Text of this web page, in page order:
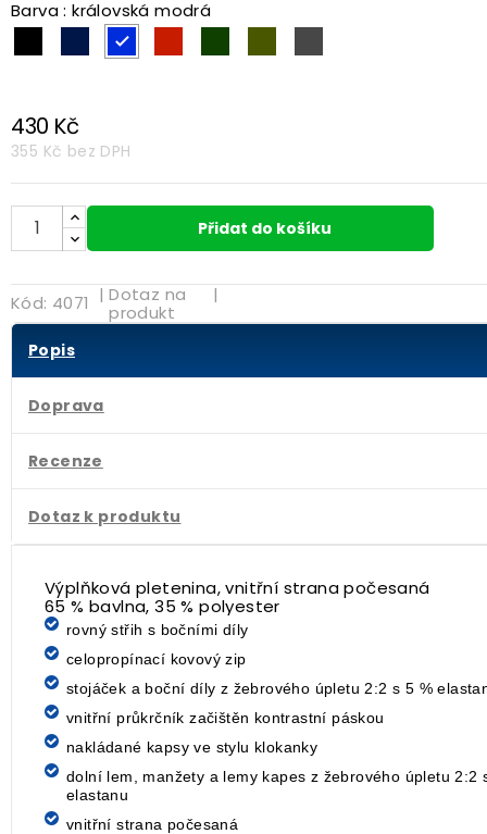
Barva : královská modrá
černánámořní modrá
královská modrá
červenálahvově zelená
khakišedá
430 Kč
355 Kč bez DPH
Přidat do košíku
Kód: 4071 | Dotaz na
produkt
|
Popis
Doprava
Recenze
Dotaz k produktu
Výplňková pletenina, vnitřní strana počesaná
65 % bavlna, 35 % polyester
rovný střih s bočními díly
celopropínací kovový zip
stojáček a boční díly z žebrového úpletu 2:2 s 5 %
vnitřní průkrčník začištěn kontrastní páskou
nakládané kapsy ve stylu klokanky
dolní lem, manžety a lemy kapes z žebrového úpletu 2:2
elastanu
vnitřní strana počesaná